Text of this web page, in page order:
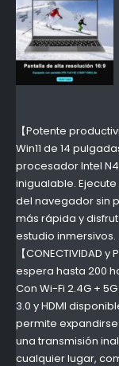
【Potente
Win11 de 14
procesador Intel
inigualable.
del navegador sin
más rápida y
estudio inmersivos.
【CONECTIVIDAD
espera hasta 200
Con Wi-Fi 2.4G +
3.0 y HDMI
permite
una transmisión
cualquier lugar,